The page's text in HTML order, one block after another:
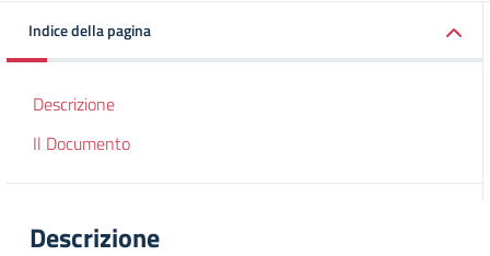
Indice della pagina
Descrizione
Il Documento
Descrizione